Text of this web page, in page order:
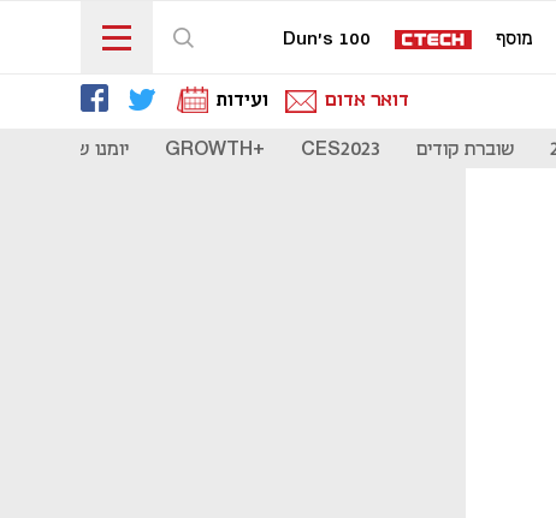
מוסף Dun's 100
דואר אדום ועידות
שוברת קודים CES2023
+GROWTH יומנו של